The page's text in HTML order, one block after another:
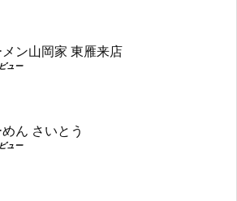
メン山岡家 東雁来店
ュー
めん さいとう
ュー